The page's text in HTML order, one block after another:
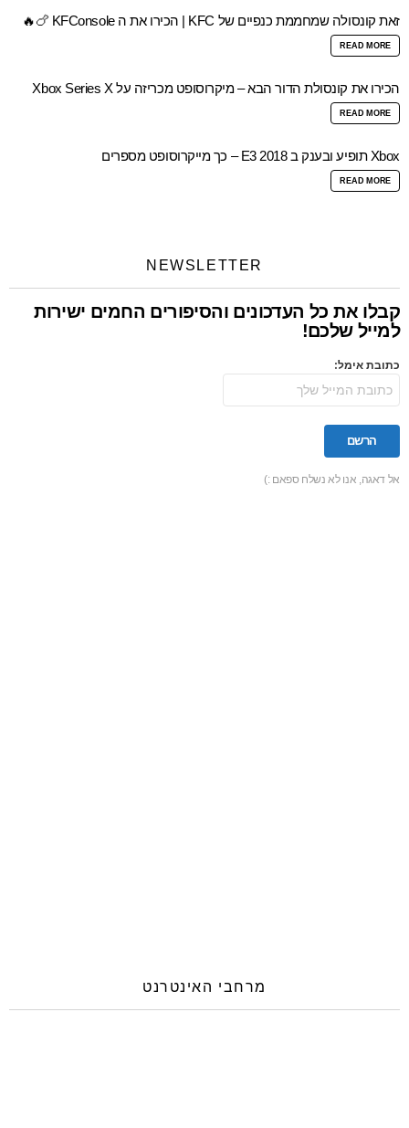
זאת קונסולה שמחממת כנפיים של KFC | הכירו את ה KFConsole 🍗🔥
READ MORE
הכירו את קונסולת הדור הבא – מיקרוסופט מכריזה על Xbox Series X
READ MORE
Xbox תופיע ובענק ב E3 2018 – כך מייקרוסופט מספרים
READ MORE
NEWSLETTER
קבלו את כל העדכונים והסיפורים החמים ישירות
למייל שלכם!
כתובת אימל:
אל דאגה, אנו לא נשלח ספאם :)
מרחבי האינטרנט